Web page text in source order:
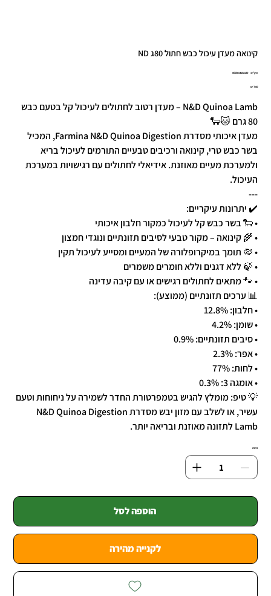
קינואה מעדן עיכול כבש חתול 80ג ND
מק"ט:
מק"ט
8606014102130
מחיר
‏7.00 ‏₪
N&D Quinoa Lamb – מעדן רטוב לחתולים לעיכול קל בטעם כבש
80 גרם 🐱🐑
מעדן איכותי מסדרת Farmina N&D Quinoa Digestion, המכיל
בשר כבש טרי, קינואה ורכיבים טבעיים התורמים לעיכול בריא
ולמערכת מעיים מאוזנת. אידיאלי לחתולים עם רגישויות במערכת
העיכול.
---
✔️ יתרונות עיקריים:
• 🐑 בשר כבש קל לעיכול כמקור חלבון איכותי
• 🌾 קינואה – מקור טבעי לסיבים תזונתיים ונוגדי חמצון
• 🦠 תומך במיקרופלורה של המעיים ומסייע לעיכול תקין
• 🍃 ללא דגנים וללא חומרים משמרים
• 🐾 מתאים לחתולים רגישים או עם קיבה עדינה
📊 ערכים תזונתיים (ממוצע):
• חלבון: 12.8%
• שומן: 4.2%
• סיבים תזונתיים: 0.9%
• אפר: 2.3%
• לחות: 77%
• אומגה 3: 0.3%
💡 טיפ: מומלץ להגיש בטמפרטורת החדר לשמירה על ניחוחות וטעם
עשיר, או לשלב עם מזון יבש מסדרת N&D Quinoa Digestion
Lamb לתזונה מאוזנת ובריאה יותר.
כמות
הוספה לסל
לקנייה מהירה